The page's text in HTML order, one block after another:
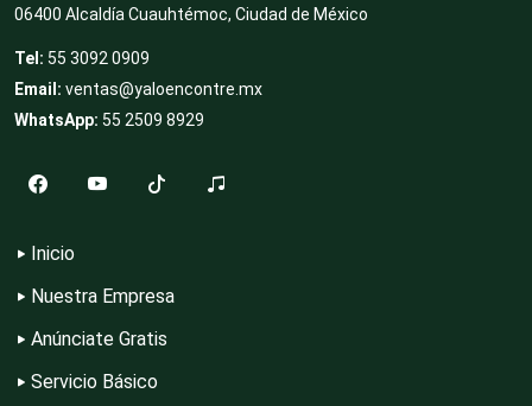
Electricidad y Plomería
Elevadores y Ascensores
06400 Alcaldía Cuauhtémoc, Ciudad de México
Tel: 55 3092 0909
Email: ventas@yaloencontre.mx
WhatsApp: 55 2509 8929
Inicio
Nuestra Empresa
Anúnciate Gratis
Servicio Básico